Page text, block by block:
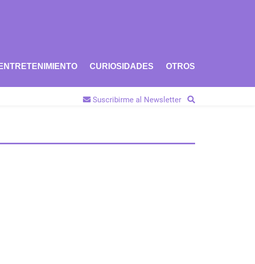
ENTRETENIMIENTO CURIOSIDADES OTROS
Suscribirme al Newsletter